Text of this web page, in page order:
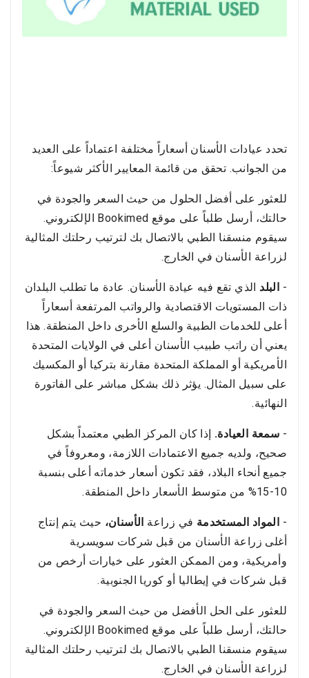
تحدد عيادات الأسنان أسعاراً مختلفة اعتماداً على العديد
من الجوانب. تحقق من قائمة المعايير الأكثر شيوعاً:
للعثور على أفضل الحلول من حيث السعر والجودة في
حالتك، أرسل طلباً على موقع Bookimed الإلكتروني.
سيقوم منسقنا الطبي بالاتصال بك لترتيب رحلتك المثالية
لزراعة الأسنان في الخارج.
- البلد الذي تقع فيه عيادة الأسنان. عادة ما تطلب البلدان
ذات المستويات الاقتصادية والرواتب المرتفعة أسعاراً
أعلى للخدمات الطبية والسلع الأخرى داخل المنطقة. هذا
يعني أن راتب طبيب الأسنان أعلى في الولايات المتحدة
الأمريكية أو المملكة المتحدة مقارنة بتركيا أو المكسيك
على سبيل المثال. يؤثر ذلك بشكل مباشر على الفاتورة
النهائية.
- سمعة العيادة. إذا كان المركز الطبي معتمداً بشكل
صحيح، ولديه جميع الاعتمادات اللازمة، ومعروفاً في
جميع أنحاء البلاد، فقد تكون أسعار خدماته أعلى بنسبة
10-15% من متوسط الأسعار داخل المنطقة.
- المواد المستخدمة في زراعة الأسنان، حيث يتم إنتاج
أغلى زراعة الأسنان من قبل شركات سويسرية
وأمريكية، ومن الممكن العثور على خيارات أرخص من
قبل شركات في إيطاليا أو كوريا الجنوبية.
للعثور على الحل الأفضل من حيث السعر والجودة في
حالتك، أرسل طلباً على موقع Bookimed الإلكتروني.
سيقوم منسقنا الطبي بالاتصال بك لترتيب رحلتك المثالية
لزراعة الأسنان في الخارج.